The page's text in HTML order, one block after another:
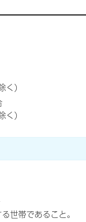
く)
く)
世帯であること。